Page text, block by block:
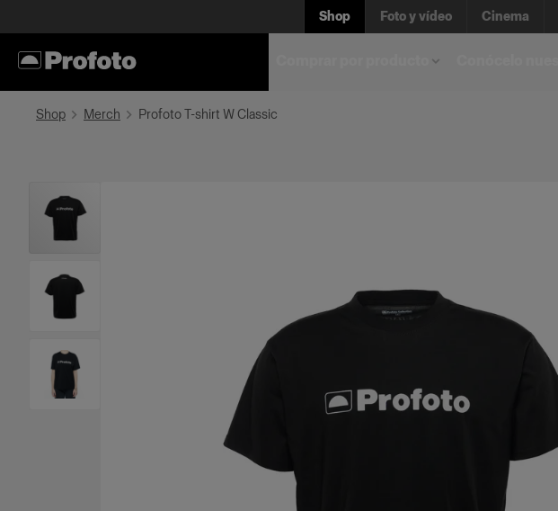
Shop Foto y vídeo Cinema
Shop Merch Profoto T-shirt W Classic